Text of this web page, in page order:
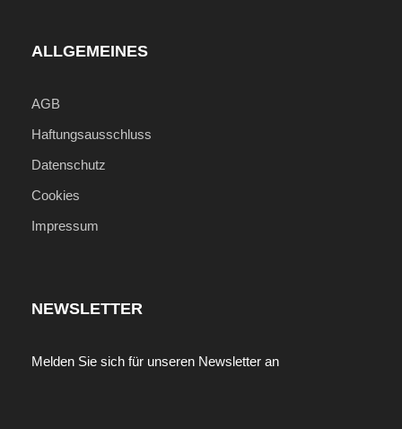
ALLGEMEINES
AGB
Haftungsausschluss
Datenschutz
Cookies
Impressum
NEWSLETTER
Melden Sie sich für unseren Newsletter an